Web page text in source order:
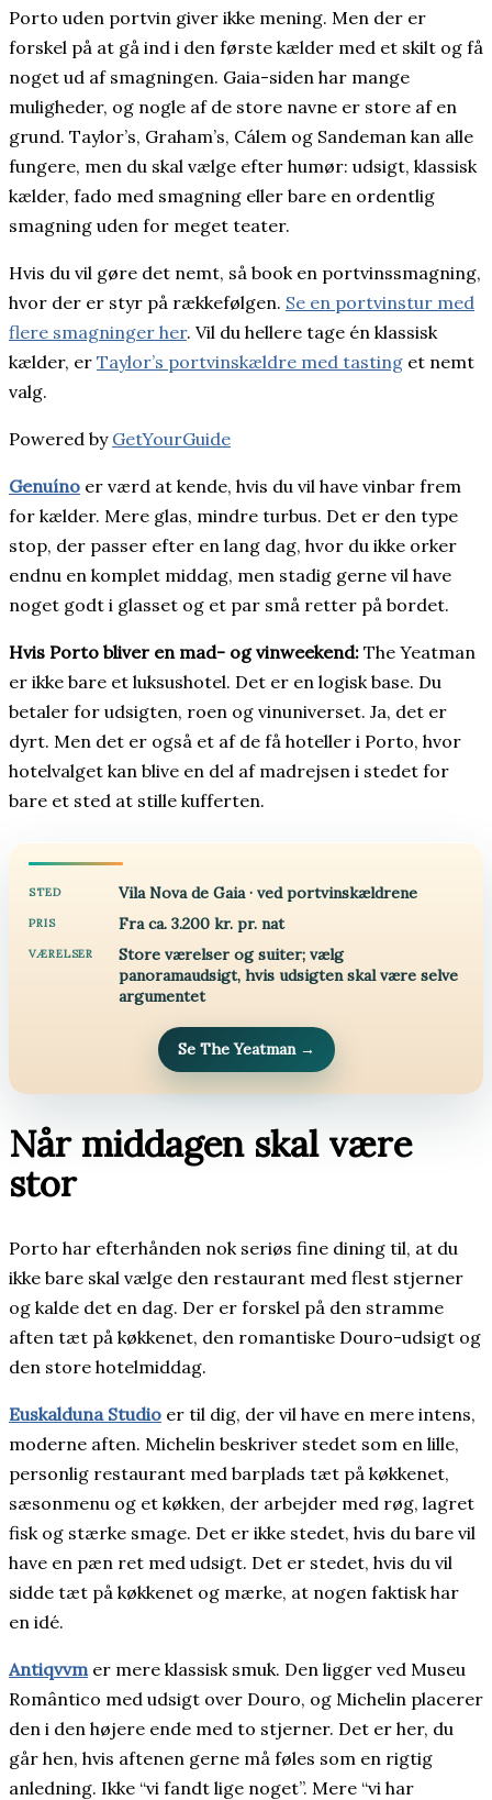
Porto uden portvin giver ikke mening. Men der er
forskel på at gå ind i den første kælder med et skilt og få
noget ud af smagningen. Gaia-siden har mange
muligheder, og nogle af de store navne er store af en
grund. Taylor’s, Graham’s, Cálem og Sandeman kan alle
fungere, men du skal vælge efter humør: udsigt, klassisk
kælder, fado med smagning eller bare en ordentlig
smagning uden for meget teater.
Hvis du vil gøre det nemt, så book en portvinssmagning,
hvor der er styr på rækkefølgen. Se en portvinstur med
flere smagninger her. Vil du hellere tage én klassisk
kælder, er Taylor’s portvinskældre med tasting et nemt
valg.
Powered by GetYourGuide
Genuíno er værd at kende, hvis du vil have vinbar frem
for kælder. Mere glas, mindre turbus. Det er den type
stop, der passer efter en lang dag, hvor du ikke orker
endnu en komplet middag, men stadig gerne vil have
noget godt i glasset og et par små retter på bordet.
Hvis Porto bliver en mad- og vinweekend: The Yeatman
er ikke bare et luksushotel. Det er en logisk base. Du
betaler for udsigten, roen og vinuniverset. Ja, det er
dyrt. Men det er også et af de få hoteller i Porto, hvor
hotelvalget kan blive en del af madrejsen i stedet for
bare et sted at stille kufferten.
STED Vila Nova de Gaia · ved portvinskældrene
PRIS Fra ca. 3.200 kr. pr. nat
VÆRELSER
Store værelser og suiter; vælg
panoramaudsigt, hvis udsigten skal være selve
argumentet
Se The Yeatman →
Når middagen skal være
stor
Porto har efterhånden nok seriøs fine dining til, at du
ikke bare skal vælge den restaurant med flest stjerner
og kalde det en dag. Der er forskel på den stramme
aften tæt på køkkenet, den romantiske Douro-udsigt og
den store hotelmiddag.
Euskalduna Studio er til dig, der vil have en mere intens,
moderne aften. Michelin beskriver stedet som en lille,
personlig restaurant med barplads tæt på køkkenet,
sæsonmenu og et køkken, der arbejder med røg, lagret
fisk og stærke smage. Det er ikke stedet, hvis du bare vil
have en pæn ret med udsigt. Det er stedet, hvis du vil
sidde tæt på køkkenet og mærke, at nogen faktisk har
en idé.
Antiqvvm er mere klassisk smuk. Den ligger ved Museu
Romântico med udsigt over Douro, og Michelin placerer
den i den højere ende med to stjerner. Det er her, du
går hen, hvis aftenen gerne må føles som en rigtig
anledning. Ikke “vi fandt lige noget”. Mere “vi har